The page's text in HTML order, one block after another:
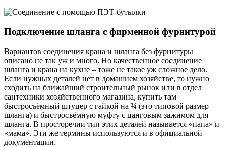
Подключение шланга с фирменной фурнитурой
Вариантов соединения крана и шланга без фурнитуры
описано не так уж и много. Но качественное соединение
шланга и крана на кухне ‒ тоже не такое уж сложное дело.
Если нужных деталей нет в домашнем хозяйстве, то нужно
сходить на ближайший строительный рынок или в отдел
сантехники хозяйственного магазина, купить там
быстросъёмный штуцер с гайкой на ¾ (это типовой размер
шланга) и быстросъёмную муфту с цанговым зажимом для
шланга. В просторечии тип этих деталей называется «папа» и
«мама». Эти же термины используются и в официальной
документации.